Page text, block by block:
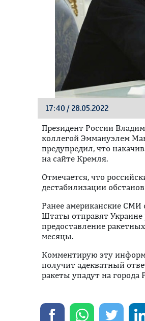
17:40 / 28.05.2022
Президент России
коллегой Эммануэлем
предупредил, что
на сайте Кремля.
Отмечается, что
дестабилизации
Ранее американские
Штаты отправят Украине
предоставление
месяцы.
Комментирую эту
получит адекватный
ракеты упадут на города